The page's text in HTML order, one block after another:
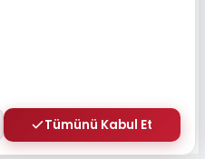
Tümünü Kabul Et